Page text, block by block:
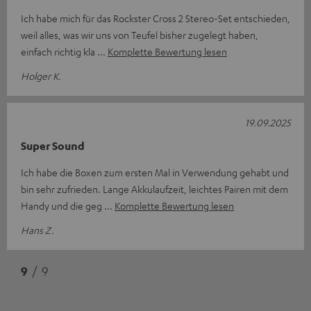
Ich habe mich für das Rockster Cross 2 Stereo-Set entschieden,
weil alles, was wir uns von Teufel bisher zugelegt haben,
einfach richtig kla
Komplette Bewertung lesen
Holger K.
Super Sound
Ich habe die Boxen zum ersten Mal in Verwendung gehabt und
bin sehr zufrieden. Lange Akkulaufzeit, leichtes Pairen mit dem
Handy und die geg
Komplette Bewertung lesen
Hans Z.
19.09.2025
9 / 9